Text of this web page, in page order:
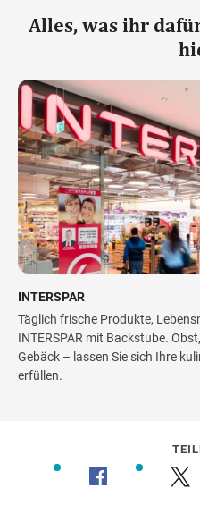
Alles, was ihr
INTERSPAR
Täglich frische Produkte,
INTERSPAR mit Backstube.
Gebäck – lassen Sie sich Ihre
erfüllen.